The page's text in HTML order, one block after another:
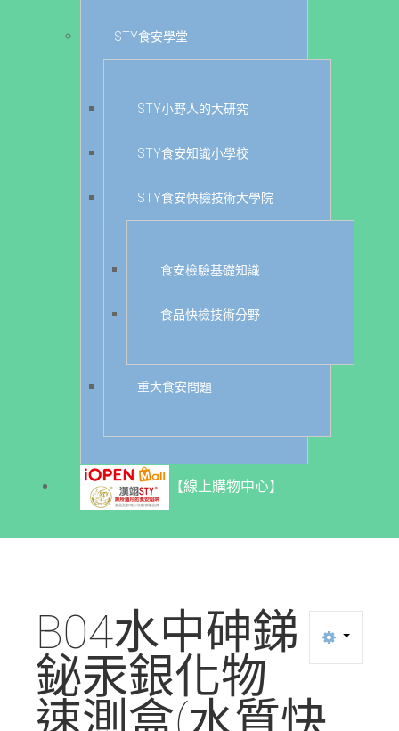
STY食安學堂
STY小野人的大研究
STY食安知識小學校
STY食安快檢技術大學院
食安檢驗基礎知識
食品快檢技術分野
重大食安問題
【線上購物中心】
B04水中砷銻
鉍汞銀化物